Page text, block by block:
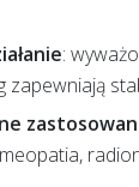
:
zapewniają